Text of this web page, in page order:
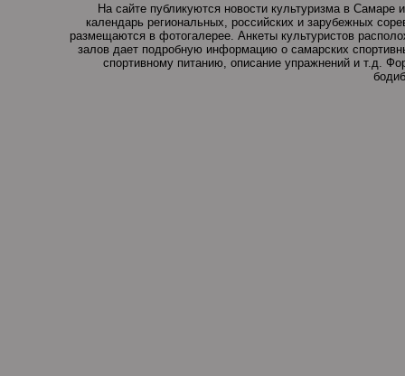
На сайте публикуются новости культуризма в
календарь региональных, российских и зарубежных
размещаются в фотогалерее. Анкеты культуристов
залов дает подробную информацию о самарских
спортивному питанию, описание упражнений и т.д.